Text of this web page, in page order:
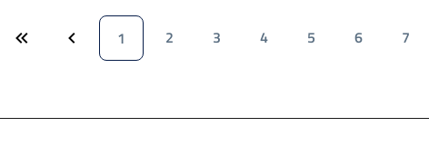
1 2 3 4 5 6 7